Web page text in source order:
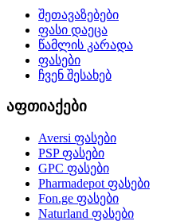
შეთავაზებები
ფასი დაეცა
წამლის კარადა
ფასები
ჩვენ შესახებ
აფთიაქები
Aversi ფასები
PSPფასები
GPC ფასები
Pharmadepot ფასები
Fon.ge ფასები
Naturland ფასები